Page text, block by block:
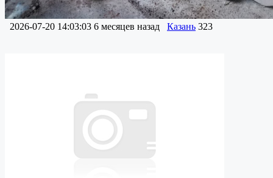
2026-07-20 14:03:03 6 месяцев назад Казань 323